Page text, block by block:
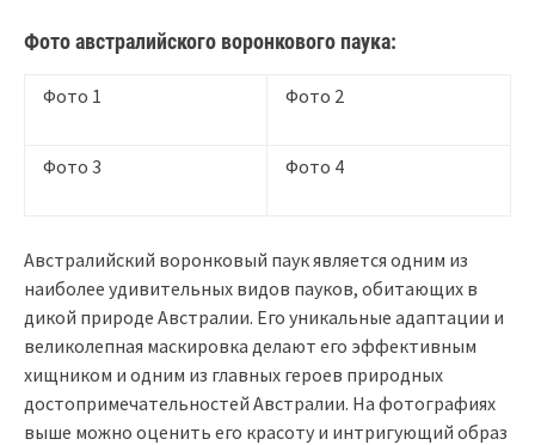
Фото австралийского воронкового паука:
Фото 1 Фото 2
Фото 3 Фото 4
Австралийский воронковый паук является одним из
наиболее удивительных видов пауков, обитающих в
дикой природе Австралии. Его уникальные адаптации и
великолепная маскировка делают его эффективным
хищником и одним из главных героев природных
достопримечательностей Австралии. На фотографиях
выше можно оценить его красоту и интригующий образ